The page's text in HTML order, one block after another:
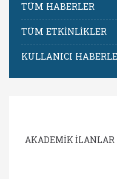
TÜM HABERLER
TÜM ETKİNLİKLER
KULLANICI
AKADEMİK İLANLAR